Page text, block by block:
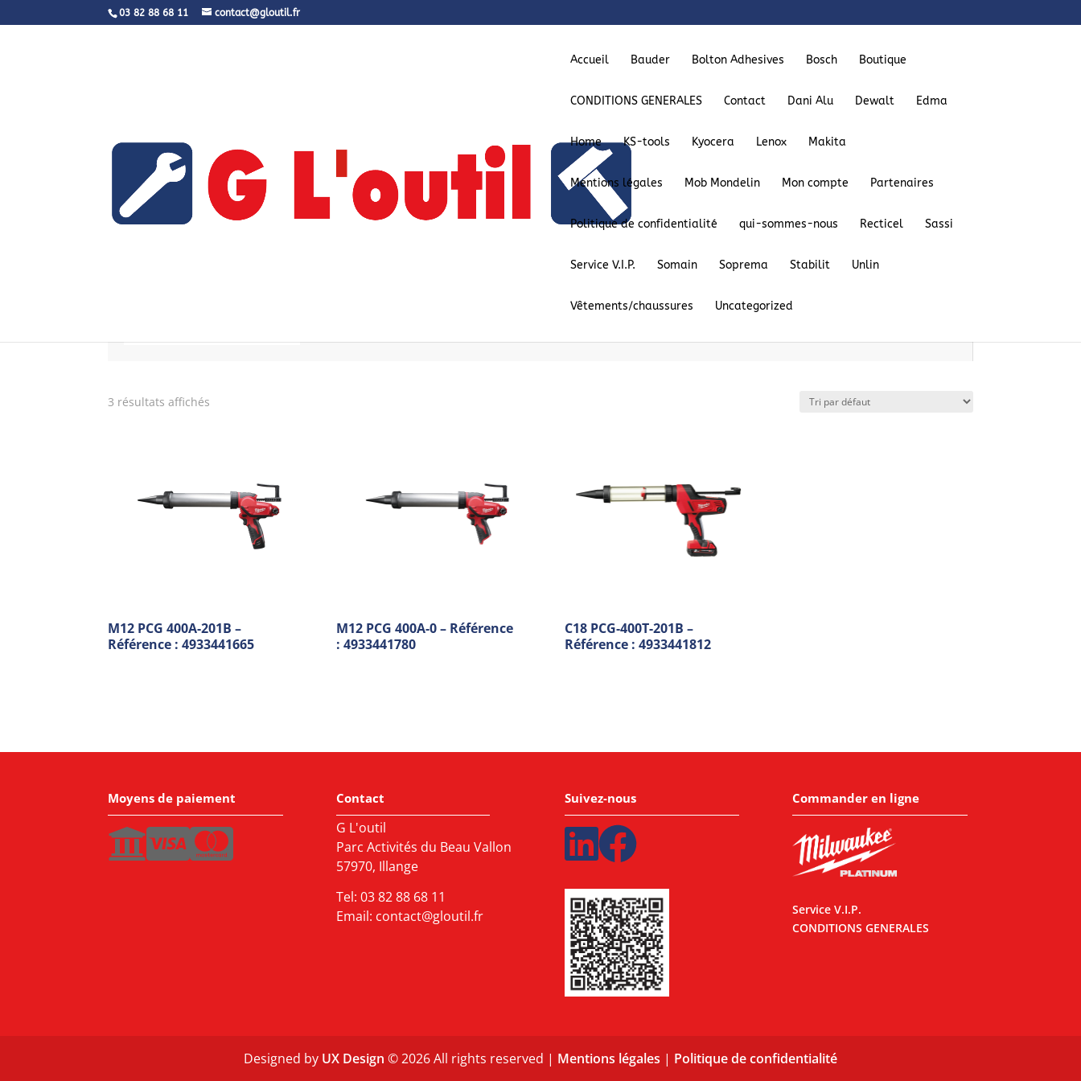
03 82 88 68 11 contact@gloutil.fr
Accueil Bauder Bolton Adhesives Bosch Boutique
CONDITIONS GENERALES Contact Dani Alu Dewalt Edma
Home KS-tools Kyocera Lenox Makita
Mentions légales Mob Mondelin Mon compte Partenaires
Politique de confidentialité qui-sommes-nous Recticel Sassi
Service V.I.P. Somain Soprema Stabilit Unlin
Vêtements/chaussures Uncategorized
Résultats de recherche
pour :
Catégories de produits
3 résultats affichés
M12 PCG 400A-201B –
Référence : 4933441665
M12 PCG 400A-0 – Référence
: 4933441780
C18 PCG-400T-201B –
Référence : 4933441812
Moyens de paiement Contact
G L'outil
Parc Activités du Beau Vallon
57970, Illange
Tel: 03 82 88 68 11
Email: contact@gloutil.fr
Suivez-nous Commander en ligne
Service V.I.P.
CONDITIONS GENERALES
Designed by UX Design © 2026 All rights reserved | Mentions légales | Politique de confidentialité